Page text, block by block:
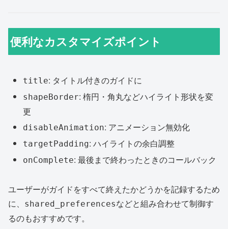
便利なカスタマイズポイント
title: タイトル付きのガイドに
shapeBorder: 楕円・角丸などハイライト形状を変
更
disableAnimation: アニメーション無効化
targetPadding: ハイライトの余白調整
onComplete: 最後まで終わったときのコールバック
ユーザーがガイドをすべて終えたかどうかを記録するため
に、
shared_preferencesなどと組み合わせて制御す
るのもおすすめです。